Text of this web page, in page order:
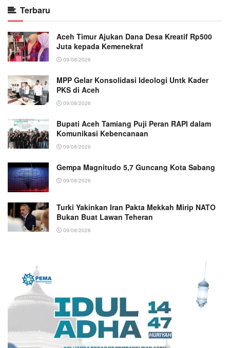
Terbaru
Aceh Timur Ajukan Dana Desa Kreatif Rp500
Juta kepada Kemenekraf
09/08/2026
MPP Gelar Konsolidasi Ideologi Untk Kader
PKS di Aceh
09/08/2026
Bupati Aceh Tamiang Puji Peran RAPI dalam
Komunikasi Kebencanaan
09/08/2026
Gempa Magnitudo 5,7 Guncang Kota Sabang
09/08/2026
Turki Yakinkan Iran Pakta Mekkah Mirip NATO
Bukan Buat Lawan Teheran
09/08/2026